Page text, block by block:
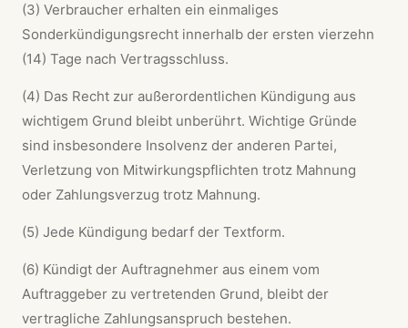
(3) Verbraucher erhalten ein einmaliges
Sonderkündigungsrecht innerhalb der ersten vierzehn
(14) Tage nach Vertragsschluss.
(4) Das Recht zur außerordentlichen Kündigung aus
wichtigem Grund bleibt unberührt. Wichtige Gründe
sind insbesondere Insolvenz der anderen Partei,
Verletzung von Mitwirkungspflichten trotz Mahnung
oder Zahlungsverzug trotz Mahnung.
(5) Jede Kündigung bedarf der Textform.
(6) Kündigt der Auftragnehmer aus einem vom
Auftraggeber zu vertretenden Grund, bleibt der
vertragliche Zahlungsanspruch bestehen.